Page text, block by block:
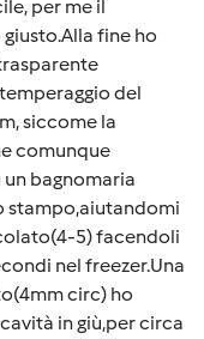
per me il
fine ho
del
siccome la
comunque
bagnomaria
stampo,aiutandomi
5) facendoli
nel freezer.Una
circ) ho
in giù,per circa